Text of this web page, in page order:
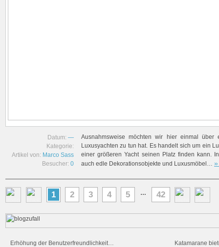
Datum: —
Kategorie:
Artikel von: Marco Sass
Besucher: 0
Ausnahmsweise möchten wir hier einmal
Luxusyachten zu tun hat. Es handelt sich um ein
einer größeren Yacht seinen Platz finden kann.
auch edle Dekorationsobjekte und Luxusmöbel… »
1 2 3 4 5 … 42
Erhöhung der Benutzerfreundlichkeit…
Katamarane